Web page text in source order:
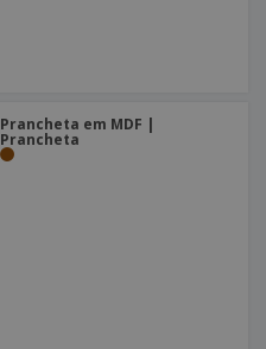
Prancheta em MDF |
Prancheta